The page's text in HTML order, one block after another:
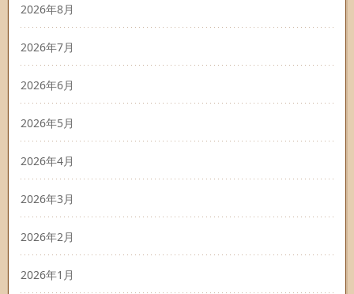
2026年8月
2026年7月
2026年6月
2026年5月
2026年4月
2026年3月
2026年2月
2026年1月